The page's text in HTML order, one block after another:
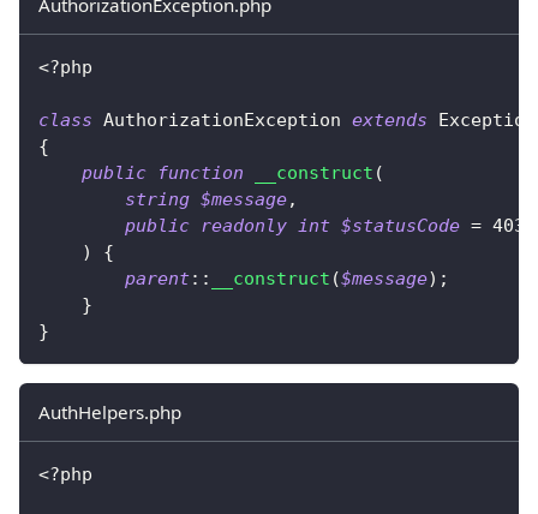
<?php
class AuthorizationException extends
Exception
{
public
function __construct (
string $message,
public
readonly int $statusCode = 403
)
{
parent:: __construct ($message) ;
}
}
AuthHelpers.php
<?php